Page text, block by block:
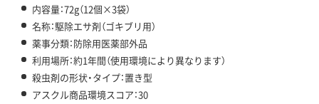
内容量：72g（12個×3袋）
名称：駆除エサ剤（ゴキブリ用）
薬事分類：防除用医薬部外品
利用場所：約1年間（使用環境により異なります）
殺虫剤の形状・タイプ：置き型
アスクル商品環境スコア：30